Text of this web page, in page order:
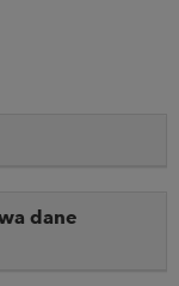
dane